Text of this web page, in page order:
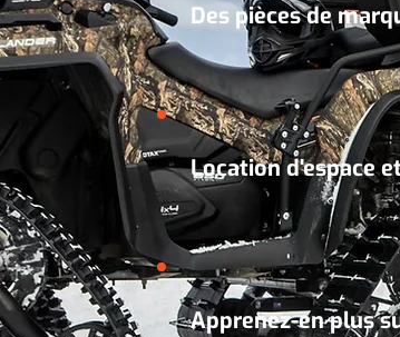
Des pièces de
Location d'espace
Apprenez-en plus